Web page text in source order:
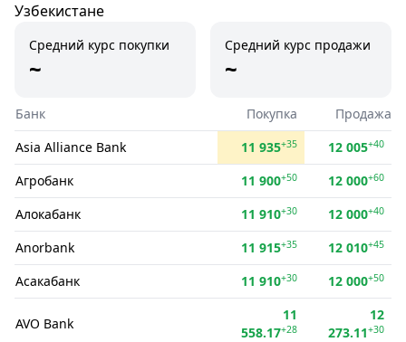
Узбекистане
Средний курс покупки
~
Средний курс продажи
~
Банк Покупка
Продажа
Asia Alliance Bank
11 935+35 12 005+40
Агробанк 11 900+50 12 000+60
Алокабанк 11 910+30 12 000+40
Anorbank 11 915+35 12 010+45
Асакабанк 11 910+30 12 000+50
AVO Bank
11
558.17+28
12
273.11+30